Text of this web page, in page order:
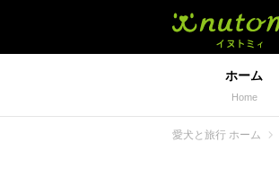
ホーム
Home
愛犬と旅行 ホーム